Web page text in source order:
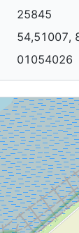
25845
54,51007,
01054026